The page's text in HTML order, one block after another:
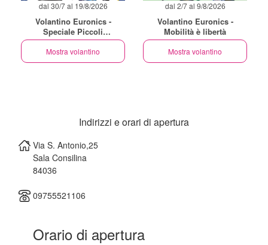
dal 30/7 al 19/8/2026
Volantino Euronics -
Speciale Piccoli
Elettrodomestici
Mostra volantino
dal 2/7 al 9/8/2026
Volantino Euronics -
Mobilità è libertà
Mostra volantino
Indirizzi e orari di apertura
Via S. Antonio,25
Sala Consilina
84036
09755521106
Orario di apertura